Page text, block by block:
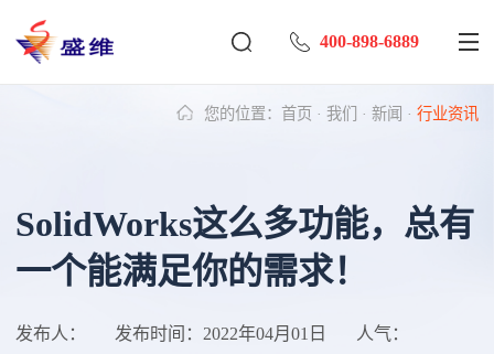
400-898-6889
您的位置： 首页 · 我们 · 新闻 · 行业资讯
SolidWorks这么多功能，总有
一个能满足你的需求！
发布人： 发布时间： 2022年04月01日 人气：